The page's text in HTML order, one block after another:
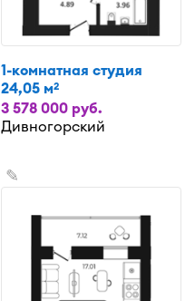
1-комнатная студия
24,05 м2
3 578 000 руб.
Дивногорский
✎